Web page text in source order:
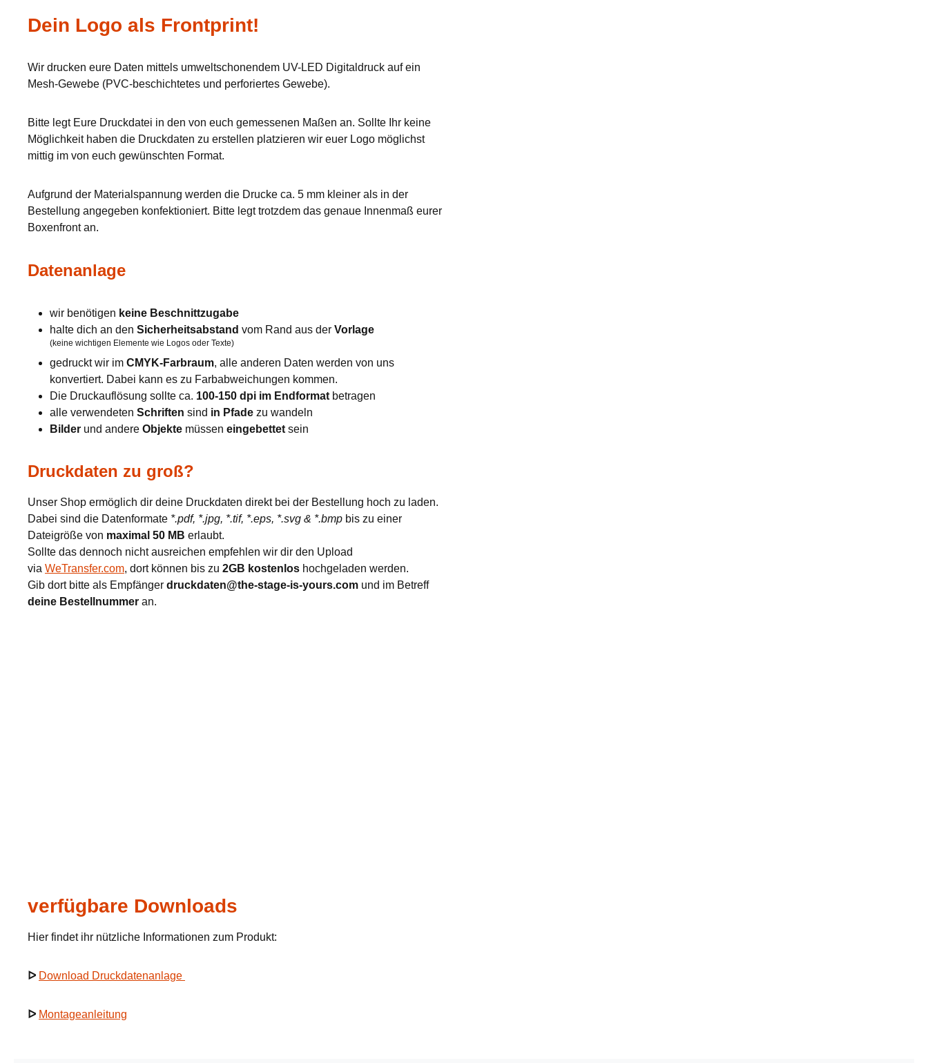
Dein Logo als Frontprint!
Wir drucken eure Daten mittels umweltschonendem UV-LED Digitaldruck auf ein
Mesh-Gewebe (PVC-beschichtetes und perforiertes Gewebe).
Bitte legt Eure Druckdatei in den von euch gemessenen Maßen an. Sollte Ihr keine
Möglichkeit haben die Druckdaten zu erstellen platzieren wir euer Logo möglichst
mittig im von euch gewünschten Format.
Aufgrund der Materialspannung werden die Drucke ca. 5 mm kleiner als in der
Bestellung angegeben konfektioniert. Bitte legt trotzdem das genaue Innenmaß eurer
Boxenfront an.
Datenanlage
wir benötigen keine Beschnittzugabe
halte dich an den Sicherheitsabstand vom Rand aus der Vorlage
(keine wichtigen Elemente wie Logos oder Texte)
gedruckt wir im CMYK-Farbraum, alle anderen Daten werden von uns
konvertiert. Dabei kann es zu Farbabweichungen kommen.
Die Druckauflösung sollte ca. 100-150 dpi im Endformat betragen
alle verwendeten Schriften sind in Pfade zu wandeln
Bilder und andere Objekte müssen eingebettet sein
Druckdaten zu groß?
Unser Shop ermöglich dir deine Druckdaten direkt bei der Bestellung hoch zu laden.
Dabei sind die Datenformate *.pdf, *.jpg, *.tif, *.eps, *.svg & *.bmp bis zu einer
Dateigröße von maximal 50 MB erlaubt.
Sollte das dennoch nicht ausreichen empfehlen wir dir den Upload
via WeTransfer.com, dort können bis zu 2GB kostenlos hochgeladen werden.
Gib dort bitte als Empfänger druckdaten@the-stage-is-yours.com und im Betreff
deine Bestellnummer an.
verfügbare Downloads
Hier findet ihr nützliche Informationen zum Produkt:
ᐅ Download Druckdatenanlage
ᐅ Montageanleitung